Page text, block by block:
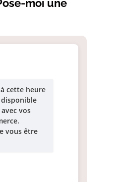
cette heure
vos
vous être
moi une